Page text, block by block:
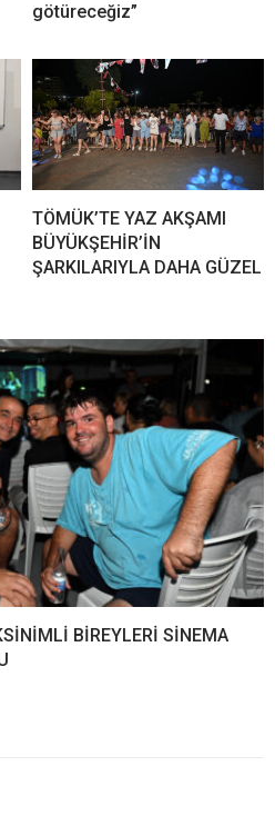
götüreceğiz”
TÖMÜK’TE YAZ AKŞAMI
BÜYÜKŞEHİR’İN
ŞARKILARIYLA DAHA GÜZEL
BİREYLERİ SİNEMA